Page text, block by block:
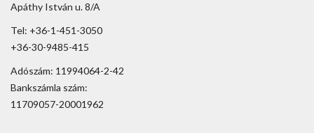
Apáthy István u. 8/A
Tel: +36-1-451-3050
+36-30-9485-415
Adószám: 11994064-2-42
Bankszámla szám:
11709057-20001962